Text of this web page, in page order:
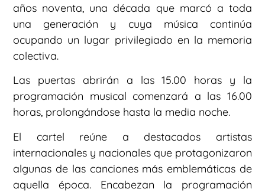
años noventa, una década que marcó a toda
una generación y cuya música continúa
ocupando un lugar privilegiado en la memoria
colectiva.
Las puertas abrirán a las 15.00 horas y la
programación musical comenzará a las 16.00
horas, prolongándose hasta la media noche.
El cartel reúne a destacados artistas
internacionales y nacionales que protagonizaron
algunas de las canciones más emblemáticas de
aquella época. Encabezan la programación